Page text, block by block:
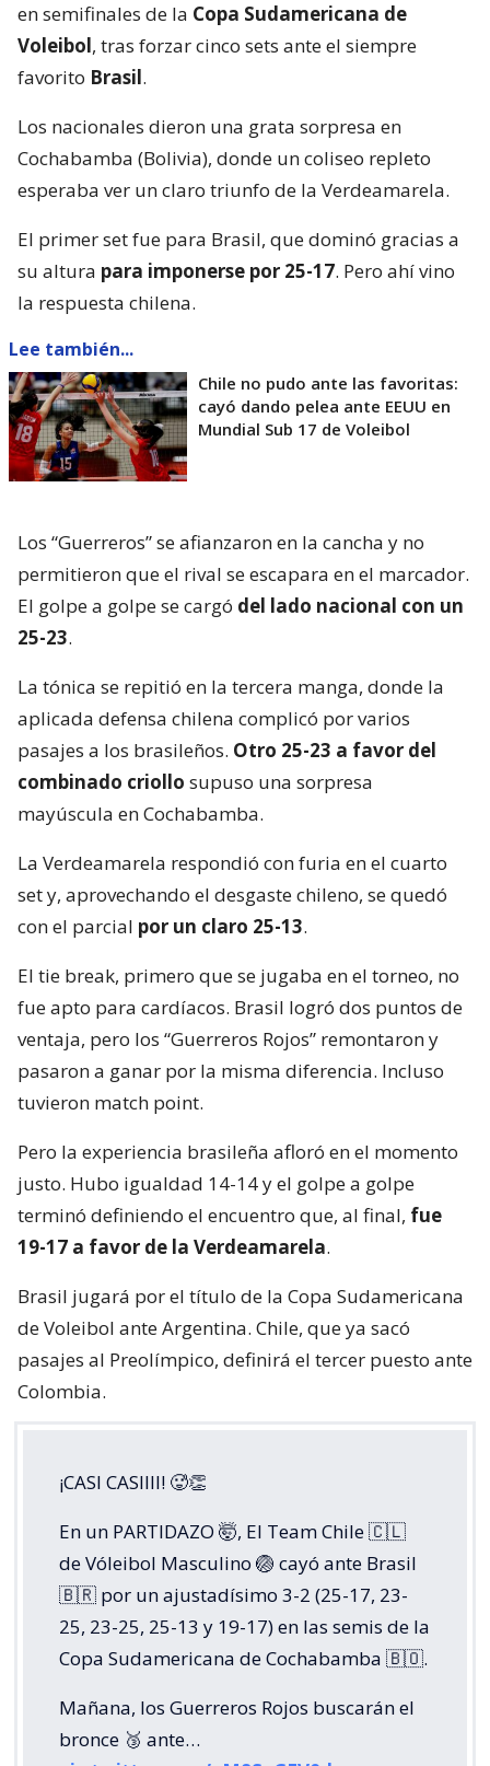
en semifinales de la Copa Sudamericana de
Voleibol, tras forzar cinco sets ante el siempre
favorito Brasil.
Los nacionales dieron una grata sorpresa en
Cochabamba (Bolivia), donde un coliseo repleto
esperaba ver un claro triunfo de la Verdeamarela.
El primer set fue para Brasil, que dominó gracias a
su altura para imponerse por 25-17. Pero ahí vino
la respuesta chilena.
Lee también...
Chile no pudo ante las favoritas:
cayó dando pelea ante EEUU en
Mundial Sub 17 de Voleibol
Los “Guerreros” se afianzaron en la cancha y no
permitieron que el rival se escapara en el marcador.
El golpe a golpe se cargó del lado nacional con un
25-23.
La tónica se repitió en la tercera manga, donde la
aplicada defensa chilena complicó por varios
pasajes a los brasileños. Otro 25-23 a favor del
combinado criollo supuso una sorpresa
mayúscula en Cochabamba.
La Verdeamarela respondió con furia en el cuarto
set y, aprovechando el desgaste chileno, se quedó
con el parcial por un claro 25-13.
El tie break, primero que se jugaba en el torneo, no
fue apto para cardíacos. Brasil logró dos puntos de
ventaja, pero los “Guerreros Rojos” remontaron y
pasaron a ganar por la misma diferencia. Incluso
tuvieron match point.
Pero la experiencia brasileña afloró en el momento
justo. Hubo igualdad 14-14 y el golpe a golpe
terminó definiendo el encuentro que, al final, fue
19-17 a favor de la Verdeamarela.
Brasil jugará por el título de la Copa Sudamericana
de Voleibol ante Argentina. Chile, que ya sacó
pasajes al Preolímpico, definirá el tercer puesto ante
Colombia.
¡CASI CASIIII! 🥵👏
En un PARTIDAZO 🤯, El Team Chile 🇨🇱
de Vóleibol Masculino 🏐 cayó ante Brasil
🇧🇷 por un ajustadísimo 3-2 (25-17, 23-
25, 23-25, 25-13 y 19-17) en las semis de la
Copa Sudamericana de Cochabamba 🇧🇴.
Mañana, los Guerreros Rojos buscarán el
bronce 🥉 ante…